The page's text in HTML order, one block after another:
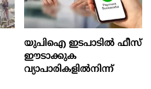
യുപിഐ ഇടപാടിൽ ഫീസ്
ഈടാക്കുക
വ്യാപാരികളിൽനിന്ന്